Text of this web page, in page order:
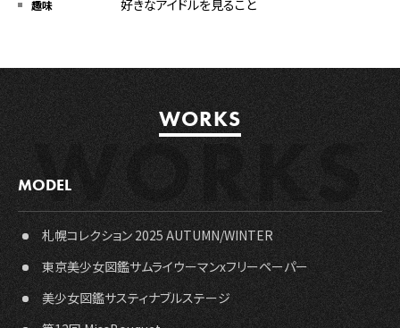
趣味 好きなアイドルを見ること
WORKS
WORKS
MODEL
札幌コレクション 2025 AUTUMN/WINTER
東京美少女図鑑サムライウーマンxフリーペーパー
美少女図鑑サスティナブルステージ